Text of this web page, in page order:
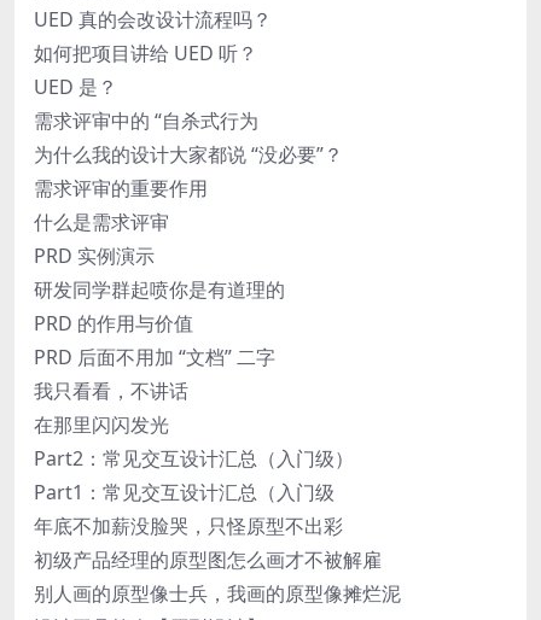
UED 真的会改设计流程吗？
如何把项目讲给 UED 听？
UED 是？
需求评审中的 “自杀式行为
为什么我的设计大家都说 “没必要”？
需求评审的重要作用
什么是需求评审
PRD 实例演示
研发同学群起喷你是有道理的
PRD 的作用与价值
PRD 后面不用加 “文档” 二字
我只看看，不讲话
在那里闪闪发光
Part2：常见交互设计汇总（入门级）
Part1：常见交互设计汇总（入门级
年底不加薪没脸哭，只怪原型不出彩
初级产品经理的原型图怎么画才不被解雇
别人画的原型像士兵，我画的原型像摊烂泥